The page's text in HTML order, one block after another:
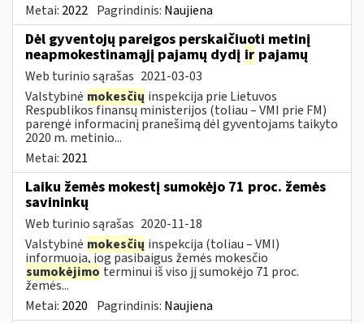
Metai: 2022 Pagrindinis: Naujiena
Dėl gyventojų pareigos perskaičiuoti metinį
neapmokestinamąjį pajamų dydį ir pajamų
Web turinio sąrašas 2021-03-03
Valstybinė mokesčių inspekcija prie Lietuvos
Respublikos finansų ministerijos (toliau – VMI prie FM)
parengė informacinį pranešimą dėl gyventojams taikyto
2020 m. metinio...
Metai: 2021
Laiku žemės mokestį sumokėjo 71 proc. žemės
savininkų
Web turinio sąrašas 2020-11-18
Valstybinė mokesčių inspekcija (toliau – VMI)
informuoja, jog pasibaigus žemės mokesčio
sumokėjimo terminui iš viso jį sumokėjo 71 proc.
žemės...
Metai: 2020 Pagrindinis: Naujiena